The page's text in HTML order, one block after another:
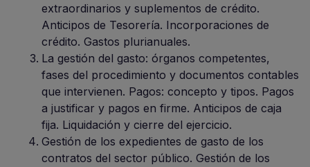
extraordinarios y suplementos de crédito.
Anticipos de Tesorería. Incorporaciones de
crédito. Gastos plurianuales.
La gestión del gasto: órganos competentes,
fases del procedimiento y documentos contables
que intervienen. Pagos: concepto y tipos. Pagos
a justificar y pagos en firme. Anticipos de caja
fija. Liquidación y cierre del ejercicio.
Gestión de los expedientes de gasto de los
contratos del sector público. Gestión de los